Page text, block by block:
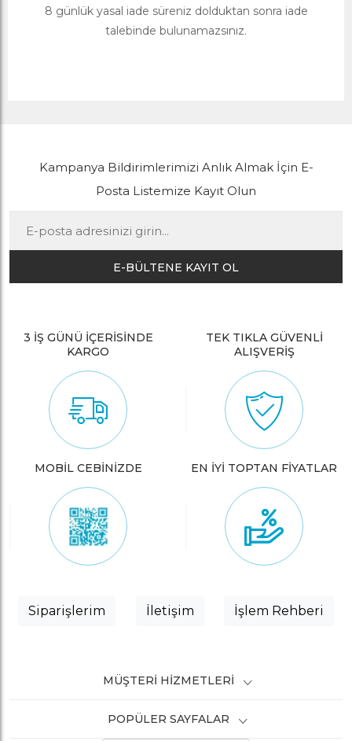
8 günlük yasal iade süreniz dolduktan sonra iade
talebinde bulunamazsınız.
Kampanya Bildirimlerimizi Anlık Almak İçin E-
Posta Listemize Kayıt Olun
E-BÜLTENE KAYIT OL
3 İŞ GÜNÜ İÇERİSİNDE
KARGO
TEK TIKLA GÜVENLİ
ALIŞVERİŞ
MOBİL CEBİNİZDE EN İYİ TOPTAN FİYATLAR
Siparişlerim İletişim İşlem Rehberi
MÜŞTERI HIZMETLERI
POPÜLER SAYFALAR